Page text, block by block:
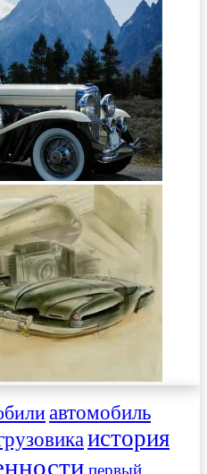
автомобиль
история
первый